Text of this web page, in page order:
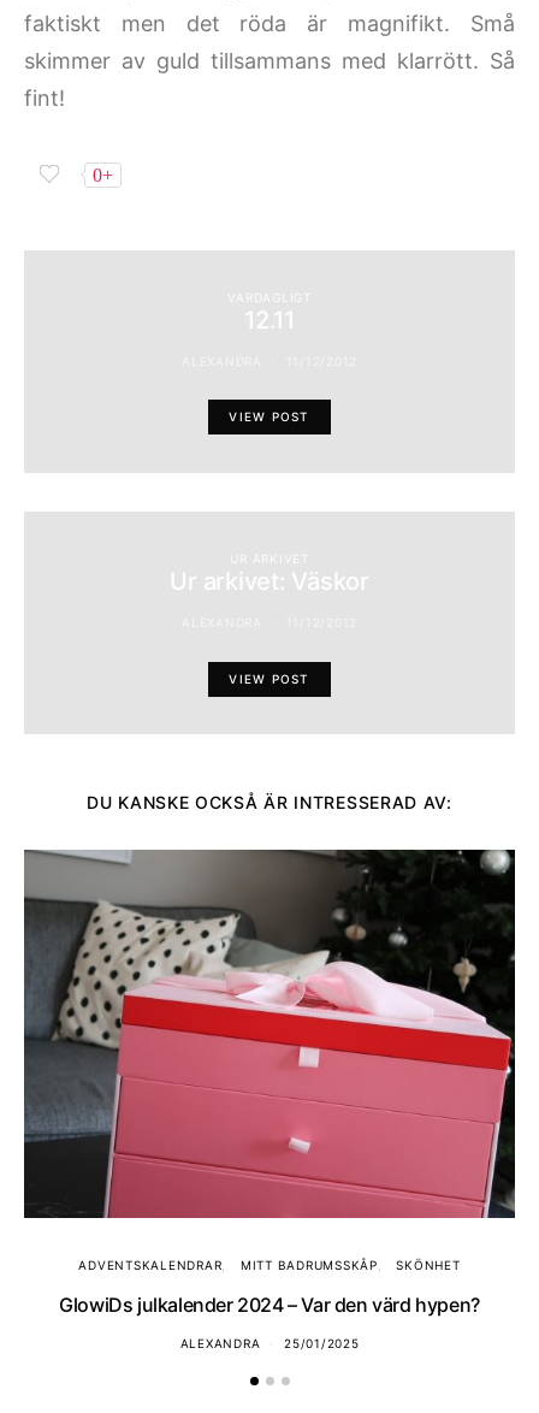
faktiskt men det röda är magnifikt. Små
skimmer av guld tillsammans med klarrött. Så
fint!
0+
VARDAGLIGT
12.11
VIEW POST
UR ARKIVET
Ur arkivet: Väskor
VIEW POST
DU KANSKE OCKSÅ ÄR INTRESSERAD AV:
ADVENTSKALENDRAR MITT BADRUMSSKÅP SKÖNHET
GlowiDs julkalender 2024 – Var den värd hypen?
ALEXANDRA 25/01/2025